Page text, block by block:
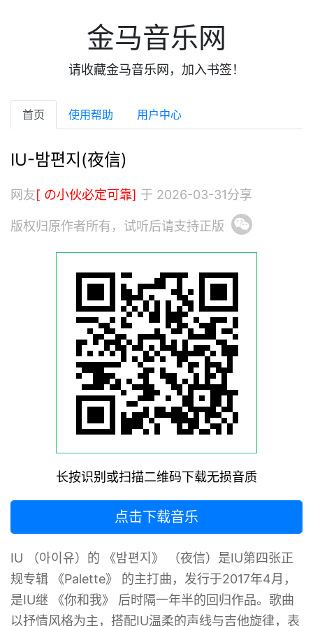
金马音乐网
请收藏金马音乐网，加入书签！
首页 使用帮助 用户中心
IU-밤편지(夜信)
网友[ の小伙必定可靠] 于 2026-03-31分享
版权归原作者所有，试听后请支持正版
长按识别或扫描二维码下载无损音质
点击下载音乐
IU （아이유）的 《밤편지》 （夜信）‌是IU第四张正
规专辑 《Palette》 的主打曲，发行于2017年4月，
是IU继 《你和我》 后时隔一年半的回归作品。歌曲
以抒情风格为主，搭配IU温柔的声线与吉他旋律，表